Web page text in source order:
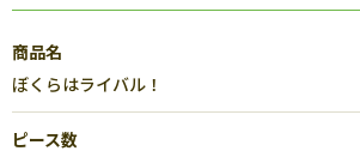
商品名
ぼくらはライバル！
ピース数